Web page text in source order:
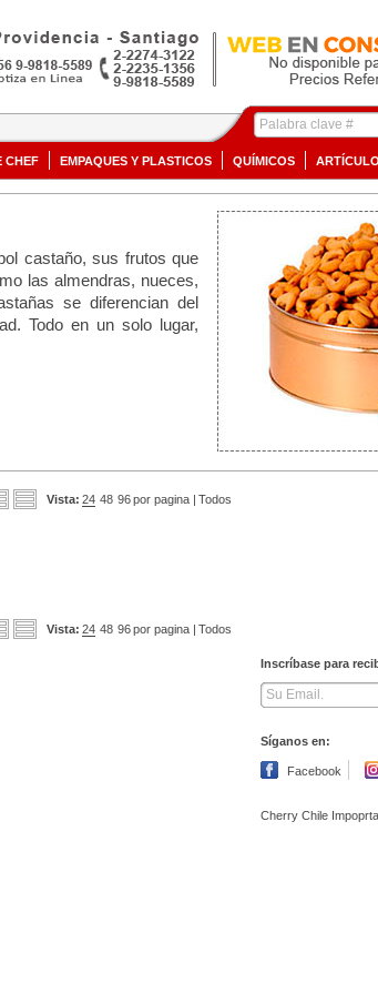
CHEF EMPAQUES Y PLASTICOS QUÍMICOS
castaño, sus frutos que
las almendras, nueces,
se diferencian del
Todo en un solo lugar,
Vista: 24 48 96por pagina | Todos
Vista: 24 48 96por pagina | Todos
Inscríbase para
Síganos en:
Facebook
Cherry Chile